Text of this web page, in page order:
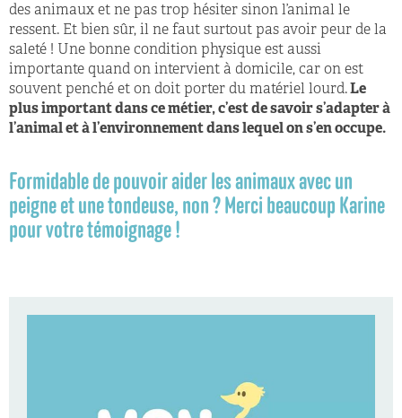
des animaux et ne pas trop hésiter sinon l’animal le
ressent. Et bien sûr, il ne faut surtout pas avoir peur de la
saleté ! Une bonne condition physique est aussi
importante quand on intervient à domicile, car on est
souvent penché et on doit porter du matériel lourd.Le
plus important dans ce métier, c’est de savoir s’adapter à
l’animal et à l’environnement dans lequel on s’en occupe.
Formidable de pouvoir aider les animaux avec un
peigne et une tondeuse, non ? Merci beaucoup Karine
pour votre témoignage ! ​